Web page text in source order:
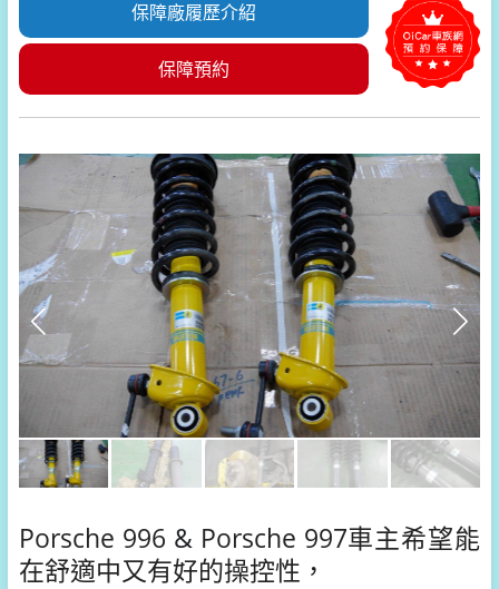
保障廠履歷介紹
保障預約
Porsche 996 & Porsche 997車主希望能
在舒適中又有好的操控性，